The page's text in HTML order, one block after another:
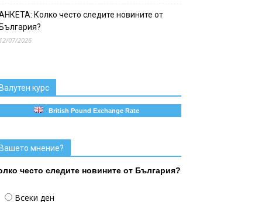
Колко често следите новините от
07/2026
курс
British Pound Exchange Rate
мнение?
често следите новините от България?
Всеки ден